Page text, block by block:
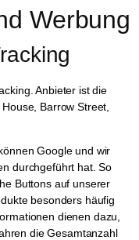
Werbung
Anbieter ist die
Barrow Street,
Google und wir
durchgeführt hat. So
Buttons auf unserer
besonders häufig
dienen dazu,
die Gesamtanzahl